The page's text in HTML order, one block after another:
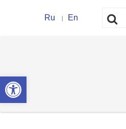
פתח סרגל
En
Ru